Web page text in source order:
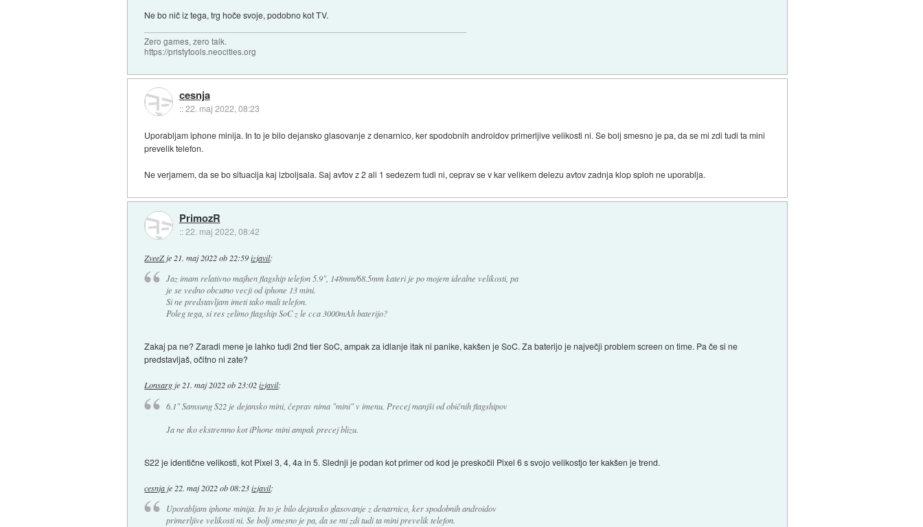
Ne bo nič iz tega, trg hoče svoje, podobno kot TV.
Zero games, zero talk.
https://pristytools.neocities.org
cesnja
::22. maj 2022, 08:23
Uporabljam iphone minija. In to je bilo dejansko glasovanje z denarnico, ker spodobnih androidov primerljive velikosti ni. Se bolj smesno je pa, da se mi zdi tudi ta mini
prevelik telefon.
Ne verjamem, da se bo situacija kaj izboljsala. Saj avtov z 2 ali 1 sedezem tudi ni, ceprav se v kar velikem delezu avtov zadnja klop sploh ne uporablja.
PrimozR
::22. maj 2022, 08:42
ZveeZje 21. maj 2022 ob 22:59 izjavil:
Jaz imam relativno majhen flagship telefon 5.9", 148mm/68.5mm kateri je po mojem idealne velikosti, pa
je se vedno obcutno vecji od iphone 13 mini.
Si ne predstavljam imeti tako mali telefon.
Poleg tega, si res zelimo flagship SoC z le cca 3000mAh baterijo?
Zakaj pa ne? Zaradi mene je lahko tudi 2nd tier SoC, ampak za idlanje itak ni panike, kakšen je SoC. Za baterijo je največji problem screen on time. Pa če si ne
predstavljaš, očitno ni zate?
Lonsargje21. maj 2022 ob 23:02 izjavil:
6.1" Samsung S22 je dejansko mini, čeprav nima "mini" v imenu. Precej manjši od običnih flagshipov
Ja ne tko ekstremno kot iPhone mini ampak precej blizu.
S22 je identične velikosti, kot Pixel 3, 4, 4a in 5. Slednji je podan kot primer od kod je preskočil Pixel 6 s svojo velikostjo ter kakšen je trend.
cesnja je 22. maj 2022 ob 08:23 izjavil:
Uporabljam iphone minija. In to je bilo dejansko glasovanje z denarnico, ker spodobnih androidov
primerljive velikosti ni. Se bolj smesno je pa, da se mi zdi tudi ta mini prevelik telefon.